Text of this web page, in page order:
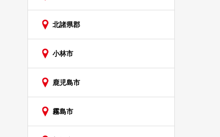
北諸県郡
小林市
鹿児島市
霧島市